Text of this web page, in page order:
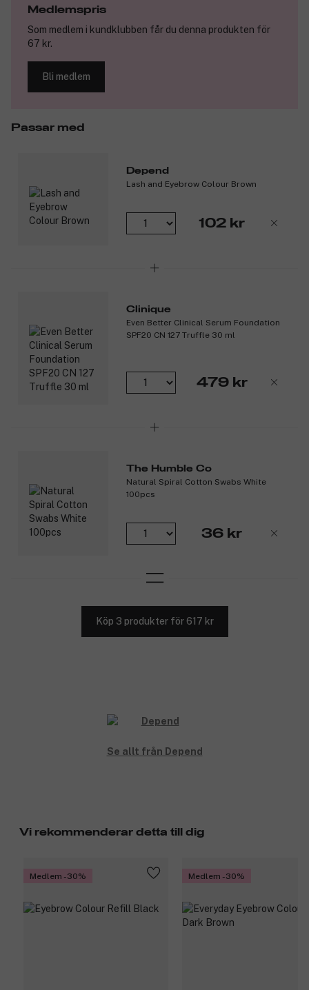
Innehåller risprotein och ängskrasseolja
Tips: Börja med att applicera en fet kräm på huden runt
ögonbrynen där du inte vill ha färg.Använd tops. Undvik att
resultatet.
Vegansk.
Medlemspris
Som medlem i kundklubben får du denna produkten för
67 kr.
Bli medlem
Passar med
Depend
Lash and Eyebrow Colour Brown
102 kr
Clinique
Even Better Clinical Serum Foundation
SPF20 CN 127 Truffle 30 ml
479 kr
The Humble Co
Natural Spiral Cotton Swabs White
100pcs
36 kr
Köp 3 produkter för 617 kr
Se allt från Depend
Vi rekommenderar detta till dig
Medlem -30% Medlem -30%